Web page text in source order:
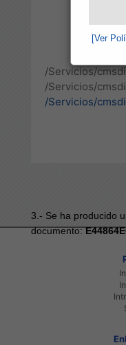
[Ver
/Servicios/
/Servicios/
/Servicios/
3.- Se ha producido
documento: